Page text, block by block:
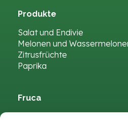
Produkte
Salat und Endivie
Melonen und
Zitrusfrüchte
Paprika
Fruca